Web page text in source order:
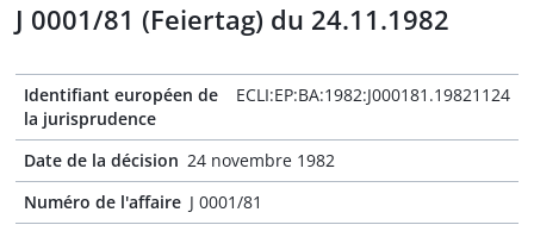
J 0001/81 (Feiertag) du 24.11.1982
Identifiant européen de
la jurisprudence
ECLI:EP:BA:1982:J000181.19821124
Date de la décision 24 novembre 1982
Numéro de l'affaire J 0001/81